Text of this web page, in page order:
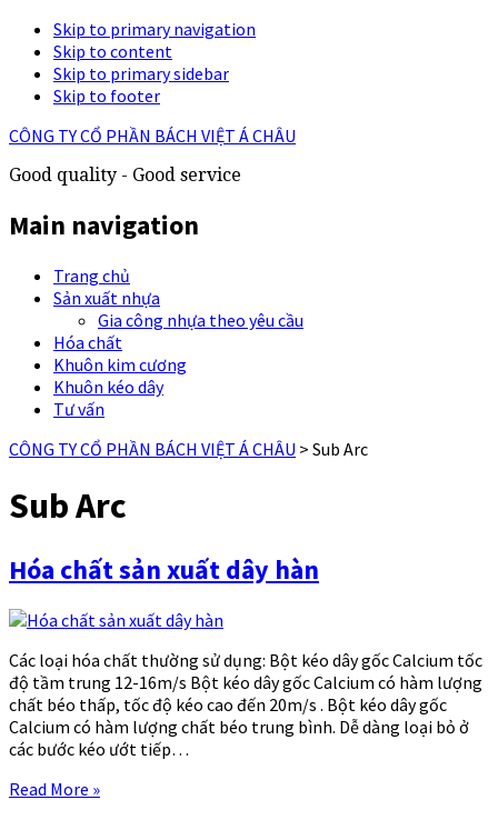
Skip to primary navigation
Skip to content
Skip to primary sidebar
Skip to footer
CÔNG TY CỔ PHẦN BÁCH VIỆT Á CHÂU
Good quality - Good service
Main navigation
Trang chủ
Sản xuất nhựa
Gia công nhựa theo yêu cầu
Hóa chất
Khuôn kim cương
Khuôn kéo dây
Tư vấn
CÔNG TY CỔ PHẦN BÁCH VIỆT Á CHÂU > Sub Arc
Sub Arc
Hóa chất sản xuất dây hàn
Các loại hóa chất thường sử dụng: Bột kéo dây gốc Calcium tốc
độ tầm trung 12-16m/s Bột kéo dây gốc Calcium có hàm lượng
chất béo thấp, tốc độ kéo cao đến 20m/s . Bột kéo dây gốc
Calcium có hàm lượng chất béo trung bình. Dễ dàng loại bỏ ở
các bước kéo ướt tiếp…
Read More »